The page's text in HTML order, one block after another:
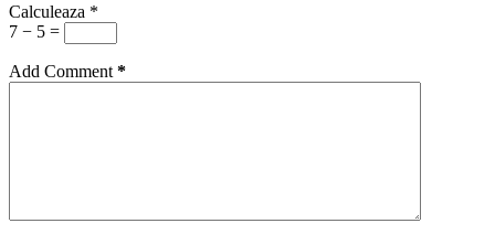
Calculeaza *
7 − 5 =
Add Comment *